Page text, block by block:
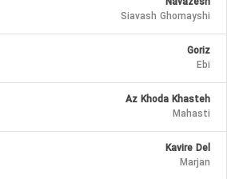
Siavash Ghomayshi
Goriz
Ebi
Az Khoda Khasteh
Mahasti
Kavire Del
Marjan